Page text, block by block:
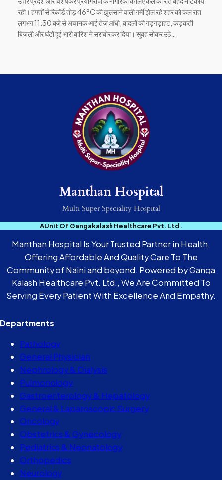
रही। हफ्तों से रिकॉर्ड तोड़ 46°C की झुलसाने वाली गर्मी झेल रहे शहर को कल रात
लगभग 11:30 बजे से अचानक आई तेज आंधी, बादलों की गड़गड़ाहट, कड़कती
बिजली और घंटों हुई भारी बारिश ने सराबोर कर दिया। सुबह सोकर उठे…
Manthan Hospital
Multi Super Speciality Hospital
AUnit Of Gangakalash Healthcare Pvt. Ltd.
Manthan Hospital Is Your Trusted Partner in Health,
Offering Affordable And Quality Care To The
Community of Naini and beyond. Powered by Ganga
Kalash Healthcare Pvt. Ltd., We Are Committed To
Serving Every Patient With Excellence And Empathy.
Departments
Pathology
General Physician
Nephrology & Dialysis
Pulmonology
Gastroenterology & Hepatology
General & Laparoscopic Surgery
Oncology
Obstetrics & Gynecology
Pediatrics & Neonatology
Orthopedics
Neurology